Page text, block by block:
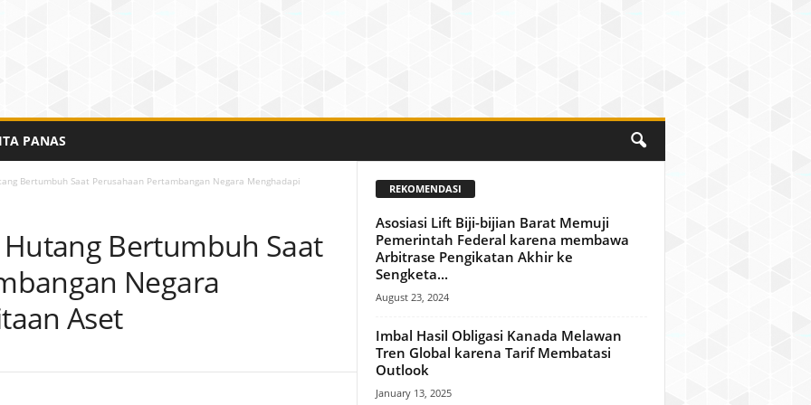
PANAS
Bertumbuh Saat Perusahaan Pertambangan Negara Menghadapi
Bertumbuh Saat
Negara
Aset
REKOMENDASI
Asosiasi Lift Biji-bijian Barat Memuji
Pemerintah Federal karena membawa
Arbitrase Pengikatan Akhir ke
Sengketa...
August 23, 2024
Imbal Hasil Obligasi Kanada Melawan
Tren Global karena Tarif Membatasi
Outlook
January 13, 2025